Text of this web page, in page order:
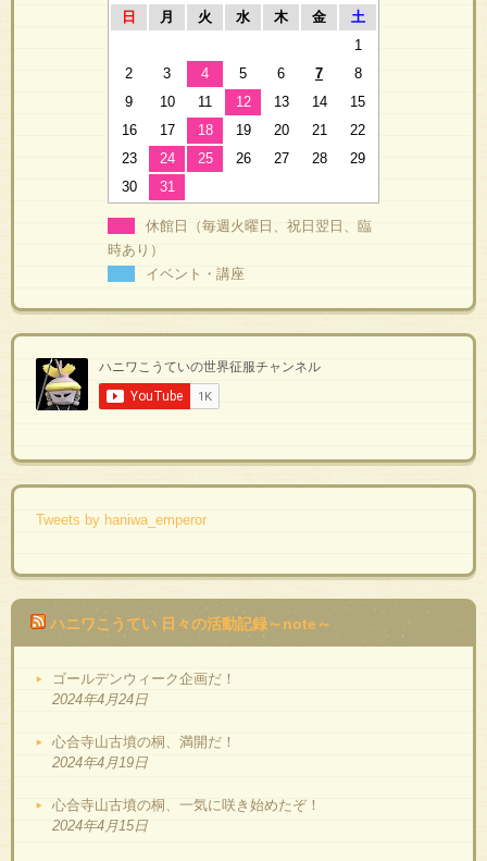
日
月 火 水 木 金
土
1
2
3 4 5 6 7
8
9
10 11 12 13 14
15
16
17 18 19 20 21
22
23
24 25 26 27 28
29
30
31
休館日（毎週火曜日、祝日翌日、臨
時あり）
イベント・講座
Tweets by haniwa_emperor
ハニワこうてい 日々の活動記録～note～
ゴールデンウィーク企画だ！
2024年4月24日
心合寺山古墳の桐、満開だ！
2024年4月19日
心合寺山古墳の桐、一気に咲き始めたぞ！
2024年4月15日